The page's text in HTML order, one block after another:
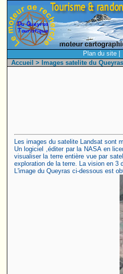
Plan du site|
Accueil > Images satelite du Queyras
Les images du satelite Landsat sont
Un logiciel ,éditer par la NASA en
visualiser la terre entière vue par
exploration de la terre. La vision en 3
L'image du Queyras ci-dessous est